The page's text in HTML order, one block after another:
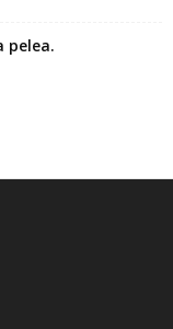
pelea.